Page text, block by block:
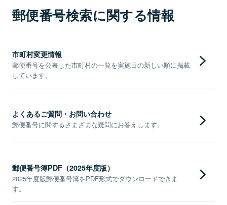
郵便番号検索に関する情報
市町村変更情報
郵便番号を公表した市町村の一覧を実施日の新しい順に掲載
しています。
よくあるご質問・お問い合わせ
郵便番号に関するさまざまな疑問にお答えします。
郵便番号簿PDF（2025年度版）
2025年度版郵便番号簿をPDF形式でダウンロードできま
す。